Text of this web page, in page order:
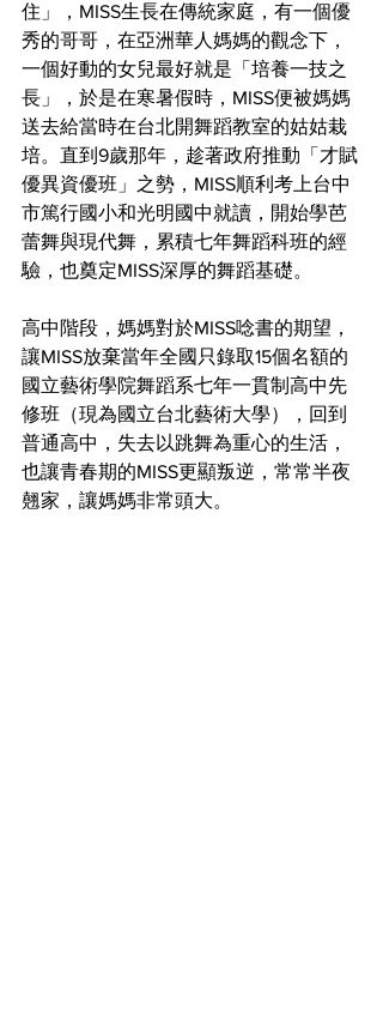
住」，MISS生長在傳統家庭，有一個優
秀的哥哥，在亞洲華人媽媽的觀念下，
一個好動的女兒最好就是「培養一技之
長」，於是在寒暑假時，MISS便被媽媽
送去給當時在台北開舞蹈教室的姑姑栽
培。直到9歲那年，趁著政府推動「才賦
優異資優班」之勢，MISS順利考上台中
市篤行國小和光明國中就讀，開始學芭
蕾舞與現代舞，累積七年舞蹈科班的經
驗，也奠定MISS深厚的舞蹈基礎。
高中階段，媽媽對於MISS唸書的期望，
讓MISS放棄當年全國只錄取15個名額的
國立藝術學院舞蹈系七年一貫制高中先
修班（現為國立台北藝術大學），回到
普通高中，失去以跳舞為重心的生活，
也讓青春期的MISS更顯叛逆，常常半夜
翹家，讓媽媽非常頭大。